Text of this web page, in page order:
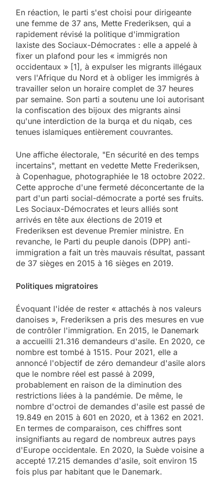
En réaction, le parti s'est choisi pour dirigeante
une femme de 37 ans, Mette Frederiksen, qui a
rapidement révisé la politique d'immigration
laxiste des Sociaux-Démocrates : elle a appelé à
fixer un plafond pour les « immigrés non
occidentaux » [1], à expulser les migrants illégaux
vers l'Afrique du Nord et à obliger les immigrés à
travailler selon un horaire complet de 37 heures
par semaine. Son parti a soutenu une loi autorisant
la confiscation des bijoux des migrants ainsi
qu'une interdiction de la burqa et du niqab, ces
tenues islamiques entièrement couvrantes.
Une affiche électorale, "En sécurité en des temps
incertains", mettant en vedette Mette Frederiksen,
à Copenhague, photographiée le 18 octobre 2022.
Cette approche d'une fermeté déconcertante de la
part d'un parti social-démocrate a porté ses fruits.
Les Sociaux-Démocrates et leurs alliés sont
arrivés en tête aux élections de 2019 et
Frederiksen est devenue Premier ministre. En
revanche, le Parti du peuple danois (DPP) anti-
immigration a fait un très mauvais résultat, passant
de 37 sièges en 2015 à 16 sièges en 2019.
Politiques migratoires
Évoquant l'idée de rester « attachés à nos valeurs
danoises », Frederiksen a pris des mesures en vue
de contrôler l'immigration. En 2015, le Danemark
a accueilli 21.316 demandeurs d'asile. En 2020, ce
nombre est tombé à 1515. Pour 2021, elle a
annoncé l'objectif de zéro demandeur d'asile alors
que le nombre réel est passé à 2099,
probablement en raison de la diminution des
restrictions liées à la pandémie. De même, le
nombre d'octroi de demandes d'asile est passé de
19.849 en 2015 à 601 en 2020, et à 1362 en 2021.
En termes de comparaison, ces chiffres sont
insignifiants au regard de nombreux autres pays
d'Europe occidentale. En 2020, la Suède voisine a
accepté 17.215 demandes d'asile, soit environ 15
fois plus par habitant que le Danemark.